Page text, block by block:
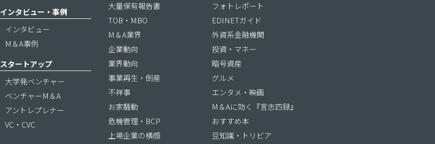
インタビュー・事例
インタビュー
M＆A事例
スタートアップ
大学発ベンチャー
ベンチャーM＆A
アントレプレナー
VC・CVC
大量保有報告書
TOB・MBO
M＆A業界
企業動向
業界動向
事業再生・倒産
不祥事
お家騒動
危機管理・BCP
上場企業の横顔
フォトレポート
EDINETガイド
外資系金融機関
投資・マネー
暗号資産
グルメ
エンタメ・映画
M＆Aに効く『言志四録』
おすすめ本
豆知識・トリビア